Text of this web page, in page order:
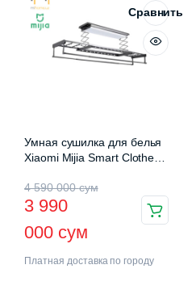
Сравнить
Умная сушилка для белья
Xiaomi Mijia Smart Clothes
4 590 000сум
3 990
000 сум
Платная доставка по городу